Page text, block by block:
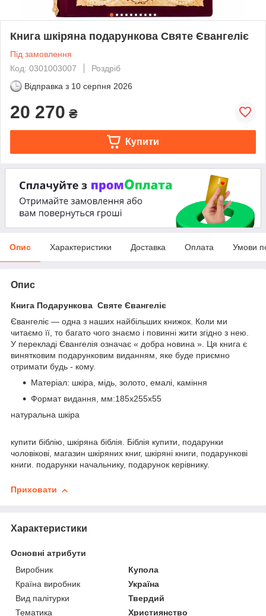
Книга шкіряна подарункова Святе Євангеліє
Під замовлення
Код: 0301003007
Роздріб
Відправка з 10 серпня 2026
20 270 ₴
Купити
Опис Характеристики Доставка Оплата Умови
Опис
Книга Подарункова Святе Євангеліє
Євангеліє — одна з наших найбільших книжок. Коли ми
читаємо її, то багато чого знаємо і повинні жити згідно з нею.
У перекладі Євангелія означає « добра новина ». Ця книга є
винятковим подарунковим виданням, яке буде приємно
отримати будь - кому.
Матеріал: шкіра, мідь, золото, емалі, каміння
Формат видання, мм:185x255x55
натуральна шкіра
купити біблію, шкіряна біблія. Біблія купити, подарунки
чоловікові, магазин шкіряних книг, шкіряні книги, подарункові
книги. подарунки начальнику, подарунок керівнику.
Приховати
Характеристики
Основні атрибути
Виробник
Купола
Країна виробник
Україна
Вид палітурки
Твердий
Тематика
Християнство